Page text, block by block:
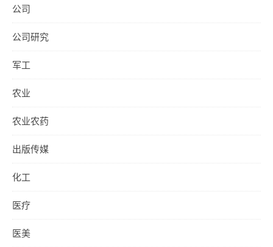
公司
公司研究
军工
农业
农业农药
出版传媒
化工
医疗
医美